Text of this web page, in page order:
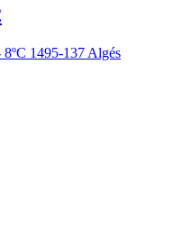
1495-137 Algés